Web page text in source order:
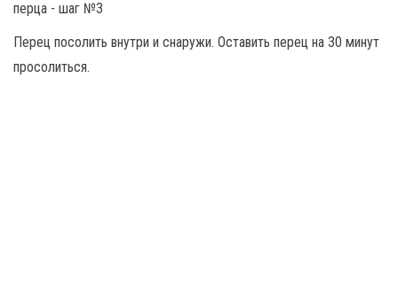
Перец посолить внутри и снаружи. Оставить перец на 30 минут
просолиться.